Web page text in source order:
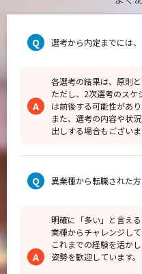
選考から内定までには
各選考の結果は、原則
ただし、2次選考のスケ
は前後する可能性があり
また、選考の内容や状
出しする場合もございま
異業種から転職された
明確に「多い」と言え
業種からチャレンジし
これまでの経験を活か
姿勢を歓迎しています。